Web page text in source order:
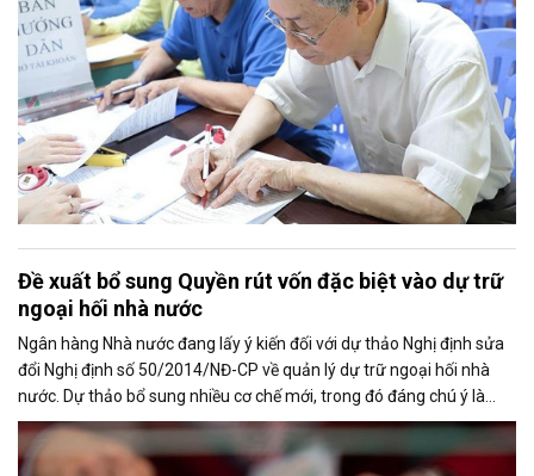
Đề xuất bổ sung Quyền rút vốn đặc biệt vào dự trữ
ngoại hối nhà nước
Ngân hàng Nhà nước đang lấy ý kiến đối với dự thảo Nghị định sửa
đổi Nghị định số 50/2014/NĐ-CP về quản lý dự trữ ngoại hối nhà
nước. Dự thảo bổ sung nhiều cơ chế mới, trong đó đáng chú ý là
việc đưa Quyền rút vốn đặc biệt (SDR) của Quỹ Tiền tệ Quốc tế
(IMF) vào nguồn hình thành dự trữ ngoại hối quốc gia.